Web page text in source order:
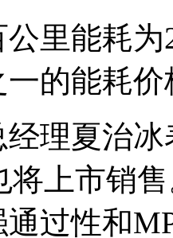
里能耗
的能耗价
经理夏治
将上市销
通过性和